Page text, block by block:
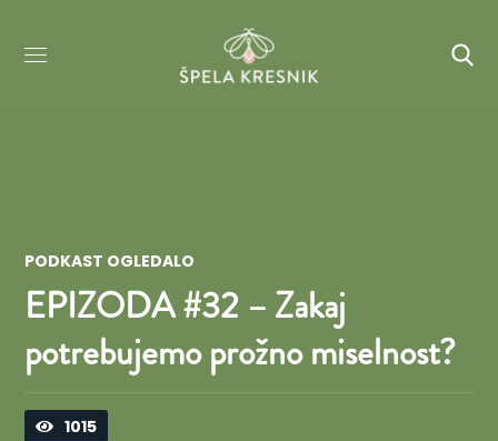
PODKAST OGLEDALO
EPIZODA #32 – Zakaj
potrebujemo prožno miselnost?
1015